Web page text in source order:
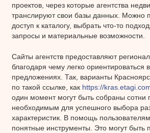
проектов, через которые агентства
транслируют свои базы данных. Можно
доступ к каталогу, выбрать что-то
запросы и материальные возможности.
Сайты агентств предоставляют
благодаря чему легко ориентироваться
предложениях. Так, варианты
по такой ссылке, как https://
один момент могут быть собраны сотни
необходимым для успешного выбора
характеристик. В помощь
понятные инструменты. Это могут быть